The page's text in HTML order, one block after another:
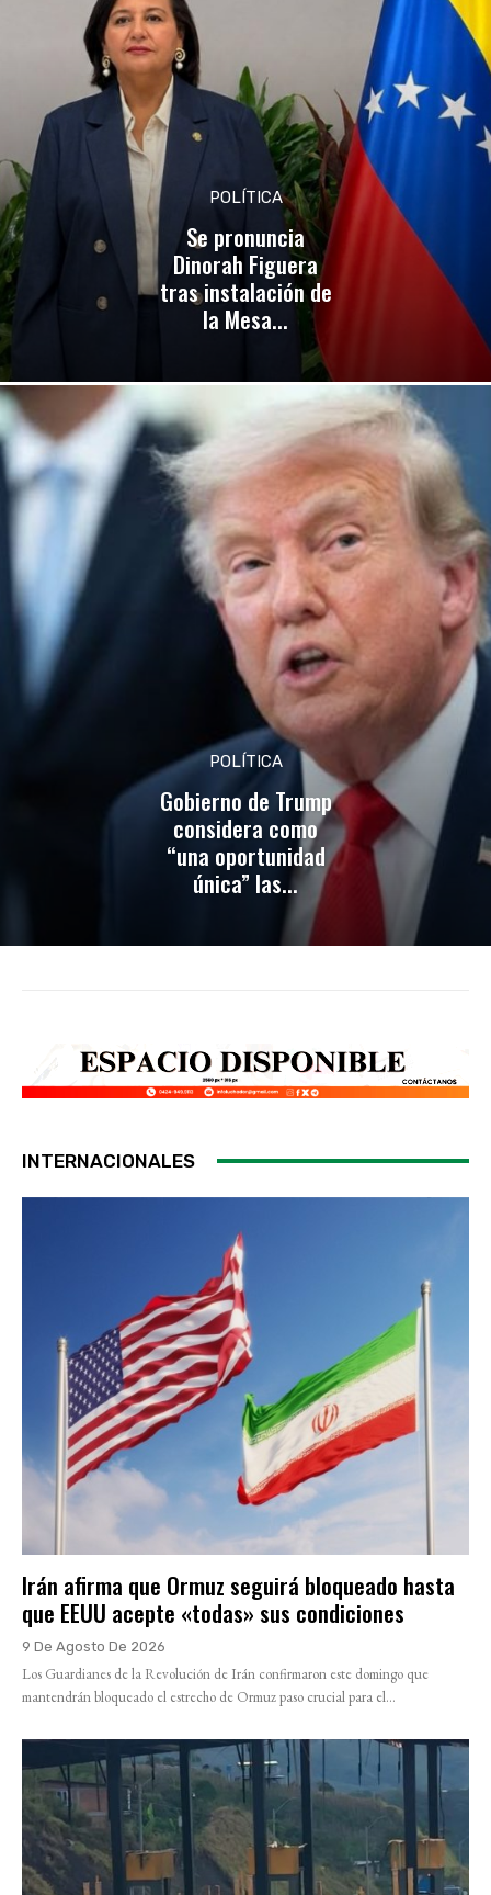
POLÍTICA
Se pronuncia
Dinorah Figuera
tras instalación de
la Mesa...
POLÍTICA
Gobierno de Trump
considera como
“una oportunidad
única” las...
INTERNACIONALES
Irán afirma que Ormuz seguirá bloqueado hasta
que EEUU acepte «todas» sus condiciones
9 De Agosto De 2026
Los Guardianes de la Revolución de Irán confirmaron este domingo que
mantendrán bloqueado el estrecho de Ormuz paso crucial para el...